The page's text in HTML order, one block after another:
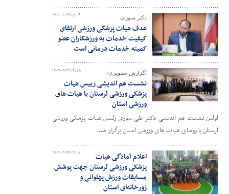
۱۴۰۲-۰۲-۲۹ ۱۵:۰۴ دکتر سوری:
هدف هیات پزشکی ورزشی ارتقای
کیفیت خدمات به ورزشکاران عضو
کمیته خدمات درمانی است
۱۴۰۲-۰۲-۲۹ ۱۴:۵۸ /گزارش تصویری/
نشست هم اندیشی رییس هیات
پزشکی ورزشی لرستان با هیات های
ورزشی استان
اولین نشست هم اندیشی دکتر علی سوری رئیس هیات پزشکی ورزشی
لرستان با روسای هیات های ورزشی استان برگزار شد.
۱۴۰۲-۰۲-۲۴ ۱۲:۰۵
اعلام آمادگی هیات
پزشکی ورزشی لرستان جهت پوشش
مسابقات ورزش پهلوانی و
زورخانه‌ای استان